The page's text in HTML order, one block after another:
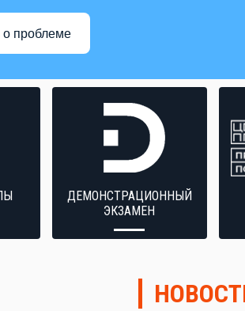
о проблеме
ДЕМОНСТРАЦИОННЫЙ
ЭКЗАМЕН